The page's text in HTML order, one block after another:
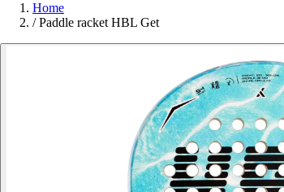
Home
/ Paddle racket HBL Get